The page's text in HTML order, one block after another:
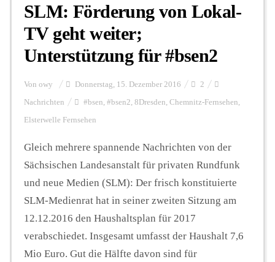
SLM: Förderung von Lokal-
TV geht weiter;
Unterstützung für #bsen2
Von owy Donnerstag, 15. Dezember 2016 2
Nachrichten #bsen, #bsen2, 8Dresden, Chemnitz-Fernsehen,
Elsterwelle Fernsehen
Gleich mehrere spannende Nachrichten von der
Sächsischen Landesanstalt für privaten Rundfunk
und neue Medien (SLM): Der frisch konstituierte
SLM-Medienrat hat in seiner zweiten Sitzung am
12.12.2016 den Haushaltsplan für 2017
verabschiedet. Insgesamt umfasst der Haushalt 7,6
Mio Euro. Gut die Hälfte davon sind für